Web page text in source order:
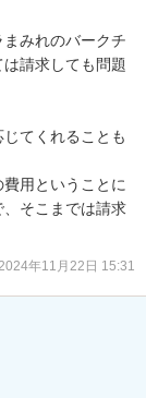
みれのバークチ
請求しても問題
てくれることも
用ということに
そこまでは請求
年11月22日 15:31